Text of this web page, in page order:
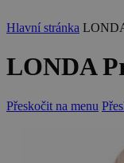
Hlavní stránka
LONDA
Přeskočit na menu